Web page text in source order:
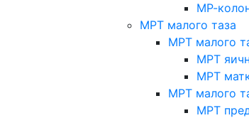
МР-
МРТ малого таза
МРТ малого
МРТ
МРТ
МРТ малого
МРТ